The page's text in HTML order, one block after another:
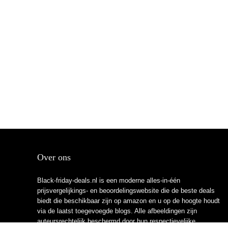
Over ons
Black-friday-deals.nl is een moderne alles-in-één
prijsvergelijkings- en beoordelingswebsite die de beste deals
biedt die beschikbaar zijn op amazon en u op de hoogte houdt
via de laatst toegevoegde blogs. Alle afbeeldingen zijn
auteursrechtelijk beschermd door hun respectievelijke